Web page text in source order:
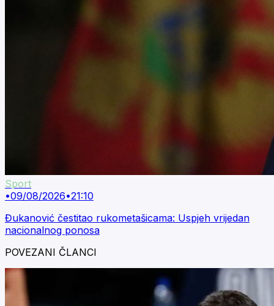
Sport
•09/08/2026•21:10
Đukanović čestitao rukometašicama: Uspjeh vrijedan
nacionalnog ponosa
POVEZANI ČLANCI